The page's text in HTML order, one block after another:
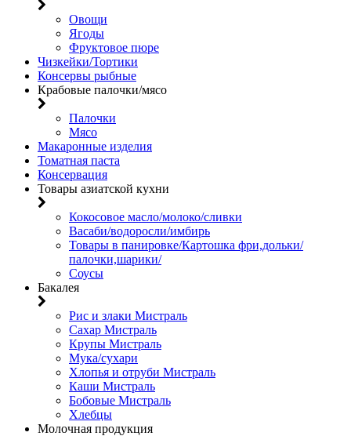
Овощи
Ягоды
Фруктовое пюре
Чизкейки/Тортики
Консервы рыбные
Крабовые палочки/мясо
Палочки
Мясо
Макаронные изделия
Томатная паста
Консервация
Товары азиатской кухни
Кокосовое масло/молоко/сливки
Васаби/водоросли/имбирь
Товары в панировке/Картошка фри,дольки/
палочки,шарики/
Соусы
Бакалея
Рис и злаки Мистраль
Сахар Мистраль
Крупы Мистраль
Мука/сухари
Хлопья и отруби Мистраль
Каши Мистраль
Бобовые Мистраль
Хлебцы
Молочная продукция